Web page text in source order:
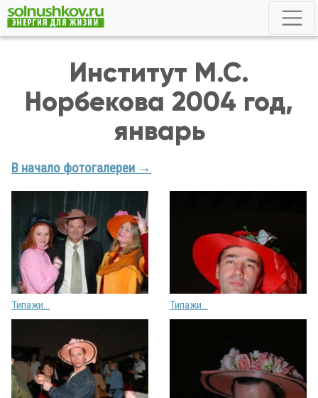
Институт М.С.
Норбекова 2004 год,
январь
В начало фотогалереи →
Типажи... Типажи...